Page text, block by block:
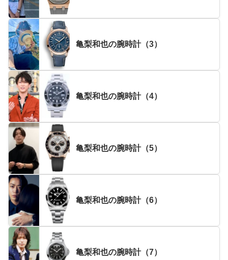
亀梨和也の腕時計（3）
亀梨和也の腕時計（4）
亀梨和也の腕時計（5）
亀梨和也の腕時計（6）
亀梨和也の腕時計（7）